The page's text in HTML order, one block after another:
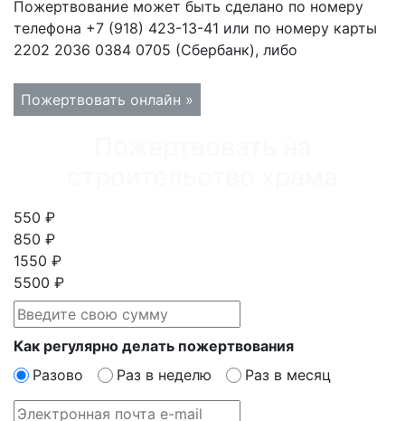
Пожертвование может быть сделано по номеру
телефона +7 (918) 423-13-41 или по номеру карты
2202 2036 0384 0705 (Сбербанк), либо
Пожертвовать онлайн »
550 ₽
850 ₽
1550 ₽
5500 ₽
Как регулярно делать пожертвования
Разово
Раз в неделю Раз в месяц